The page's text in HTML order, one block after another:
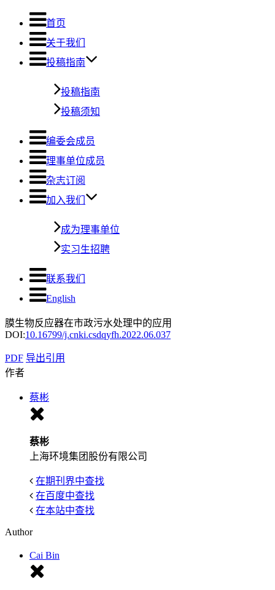
首页
关于我们
投稿指南
投稿指南
投稿须知
编委会成员
理事单位成员
杂志订阅
加入我们
成为理事单位
实习生招聘
联系我们
English
膜生物反应器在市政污水处理中的应用
DOI:10.16799/j.cnki.csdqyfh.2022.06.037
PDF 导出引用
作者
蔡彬
蔡彬
上海环境集团股份有限公司
在期刊界中查找
在百度中查找
在本站中查找
Author
Cai Bin